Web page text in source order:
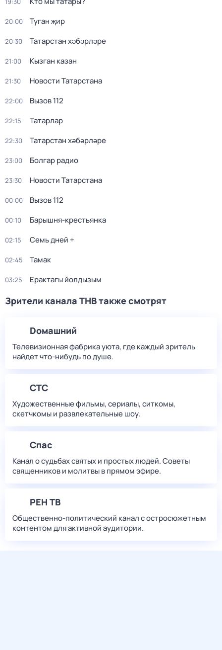
20:00 Туган җир
20:30 Татарстан хәбәрләре
21:00 Кызган казан
21:30 Новости Татарстана
22:00 Вызов 112
22:15 Татарлар
22:30 Татарстан хәбәрләре
23:00 Болгар радио
23:30 Новости Татарстана
00:00 Вызов 112
00:10 Барышня-крестьянка
02:15 Семь дней +
02:45 Тамак
03:25 Ерактагы йолдызым
Зрители канала ТНВ также смотрят
Dомашний
Телевизионная фабрика уюта, где каждый зритель
найдет что‑нибудь по душе.
СТС
Художественные фильмы, сериалы, ситкомы,
скетчкомы и развлекательные шоу.
Спас
Канал о судьбах святых и простых людей. Советы
священников и молитвы в прямом эфире.
РЕН ТВ
Общественно-политический канал с остросюжетным
контентом для активной аудитории.